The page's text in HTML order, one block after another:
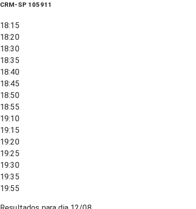
CRM-SP 105911
18:15
18:20
18:30
18:35
18:40
18:45
18:50
18:55
19:10
19:15
19:20
19:25
19:30
19:35
19:55